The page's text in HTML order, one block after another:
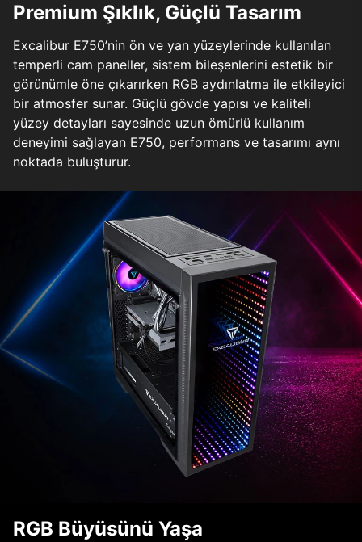
Premium Şıklık, Güçlü Tasarım
Excalibur E750’nin ön ve yan yüzeylerinde kullanılan
temperli cam paneller, sistem bileşenlerini estetik bir
görünümle öne çıkarırken RGB aydınlatma ile etkileyici
bir atmosfer sunar. Güçlü gövde yapısı ve kaliteli
yüzey detayları sayesinde uzun ömürlü kullanım
deneyimi sağlayan E750, performans ve tasarımı aynı
noktada buluşturur.
RGB Büyüsünü Yaşa